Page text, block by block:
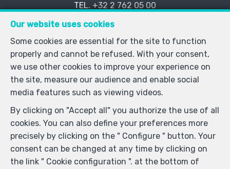
Our website uses cookies
Some cookies are essential for the site to function
properly and cannot be refused. With your consent,
we use other cookies to improve your experience on
the site, measure our audience and enable social
media features such as viewing videos.
By clicking on "Accept all" you authorize the use of all
cookies. You can also define your preferences more
precisely by clicking on the " Configure " button. Your
consent can be changed at any time by clicking on
the link " Cookie configuration ". at the bottom of
TEL. +32 2 762 05 00
info@immodemo.be
IPI-authorized real estate agent in Belgium : IPI N° 999
999 - Enterprise number : VAT BE-0000.111.222-
Supervisory authority: IPI/BIV, rue du Luxemburg 16B,
1000 Brussels (+32 2 505 38 50 - info@ipi.be) -
www.ipi.be
-
Code of ethics
PL insurance via AXA Belgium SA, Place du Trône 1,
1000 Brussels – policy number 730.390.160. Cover valid
for activities carried out in Belgium
Privacy policy